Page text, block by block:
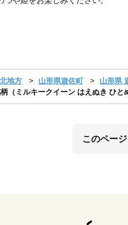
地方 山形県遊佐町
山形県
柄（ミルキークイーン はえぬき ひ
このペー